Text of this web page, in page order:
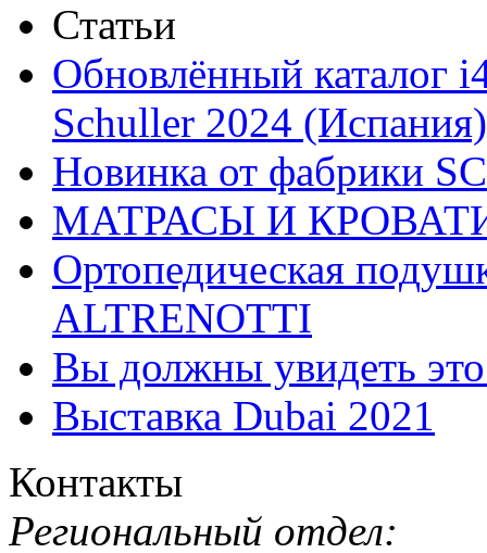
Статьи
Обновлённый каталог
Schuller 2024 (Испания)
Новинка от фабрики
МАТРАСЫ И
Ортопедическая
ALTRENOTTI
Вы должны увидеть
Выставка Dubai 2021
Контакты
Региональный отдел: